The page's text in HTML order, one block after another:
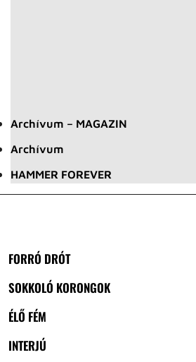
Archívum – MAGAZIN
Archívum
HAMMER FOREVER
FORRÓ DRÓT
SOKKOLÓ KORONGOK
ÉLŐ FÉM
INTERJÚ